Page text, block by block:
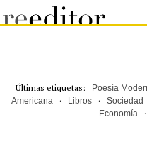
Últimas etiquetas: Poesía
Americana· Libros· Sociedad
Economía ·